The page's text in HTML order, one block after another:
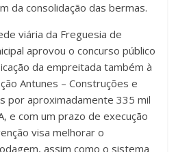
da consolidação das bermas.
viária da Freguesia de
aprovou o concurso público
da empreitada também à
Antunes – Construções e
por aproximadamente 335 mil
e com um prazo de execução
visa melhorar o
assim como o sistema